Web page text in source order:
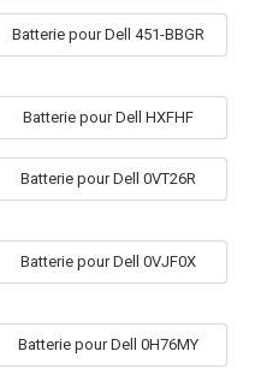
Batterie pour Dell 451-BBGR
Batterie pour Dell HXFHF
Batterie pour Dell 0VT26R
Batterie pour Dell 0VJF0X
Batterie pour Dell 0H76MY